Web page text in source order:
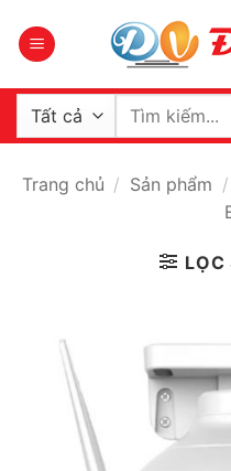
qua
dung
Tìm
Trang chủ / Sản phẩm /
LỌC